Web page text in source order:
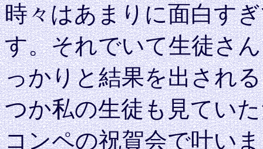
時々はあまりに面白す
す。それでいて生徒さ
っかりと結果を出され
つか私の生徒も見てい
コンペの祝賀会で叶い